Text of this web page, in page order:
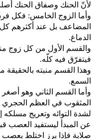
لأنّ الحنك وصفاق الحنك
وأما الزوج الخامس‏:‏ فكل
المضاعف بل عند أكثرهم
الدماغ‏.‏
والقسم الأول من كل زوج
فيتفرّق فيه كلّه‏.‏
وهذا القسم منبته
السمع‏.‏
وأما القسم الثاني وهو
المثقوب في العظم الحجري
لشدة التوائه وتعريج مسلكه
عن المبدأ ليستفيد العصب
صلابة فإذا برز اختلط بعصب